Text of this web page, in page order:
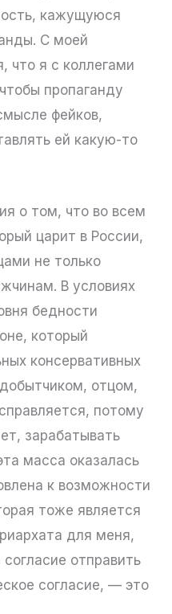
кажущуюся
С моей
что я с коллегами
пропаганду
фейков,
ей какую-то
о том, что во всем
царит в России,
не только
В условиях
бедности
который
консервативных
отцом,
потому
зарабатывать
масса оказалась
к возможности
тоже является
для меня,
отправить
согласие, — это